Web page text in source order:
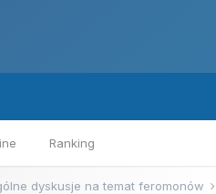
Ranking
dyskusje na temat feromonów